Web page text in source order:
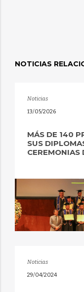
NOTICIAS
Noticias
13/05/2026
MÁS DE 140
SUS
CEREMONIAS
Noticias
29/04/2024